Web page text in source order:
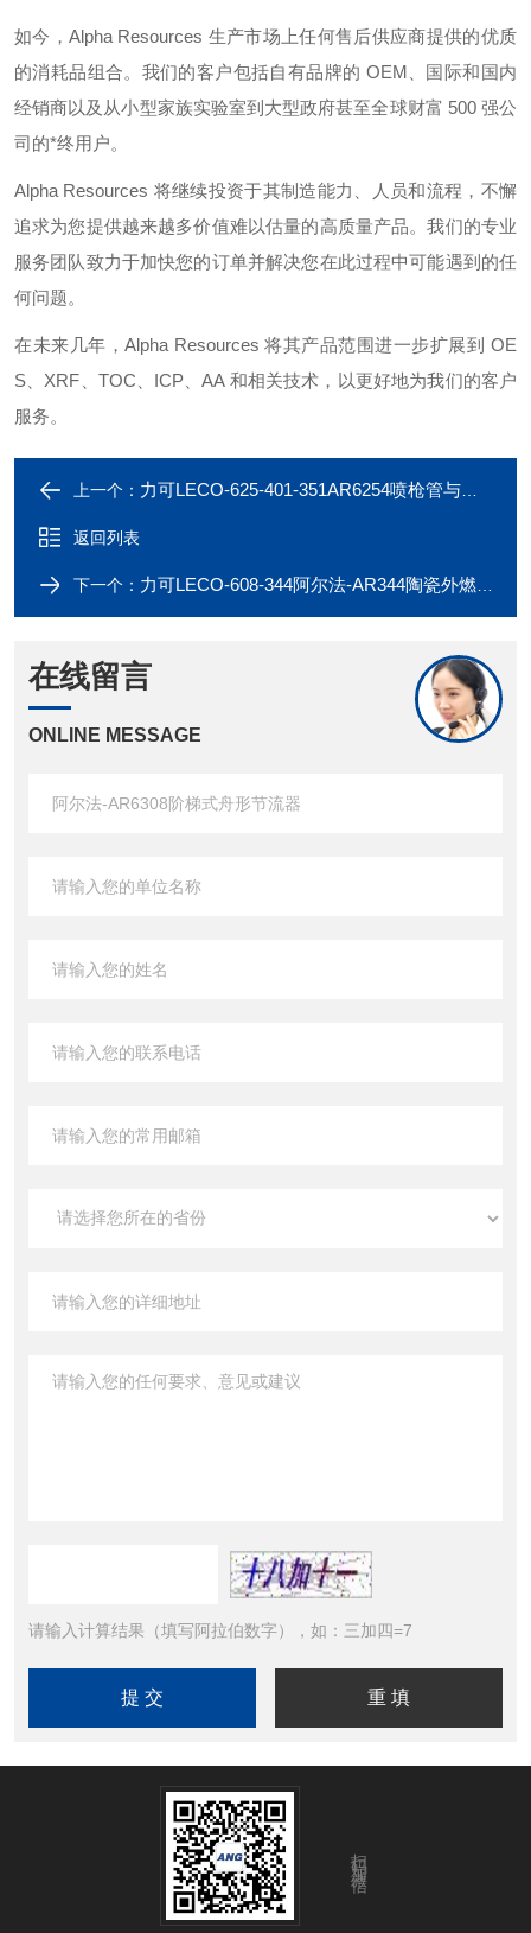
如今， Alpha Resources 生产市场上任何售后供应商提供的优质
的消耗品组合。我们的客户包括自有品牌的 OEM 、国际和国内
经销商以及从小型家族实验室到大型政府甚至全球财富 500 强公
司的*终用户。
Alpha Resources 将继续投资于其制造能力、人员和流程，不懈
追求为您提供越来越多价值难以估量的高质量产品。我们的专业
服务团队致力于加快您的订单并解决您在此过程中可能遇到的任
何问题。
在未来几年，Alpha Resources将其产品范围进一步扩展到OE
S
XRF TOC ICP 、AA 和相关技术，以更好地为我们的客户
服务。
上一个： 力可LECO-625-401-351AR6254喷枪管与自动装载机一起使用
返回列表
下一个： 力可LECO-608-344阿尔法-AR344陶瓷外燃烧管
在线留言
ONLINE MESSAGE
请输入计算结果（填写阿拉伯数字），如：三加四=7
扫码加微信